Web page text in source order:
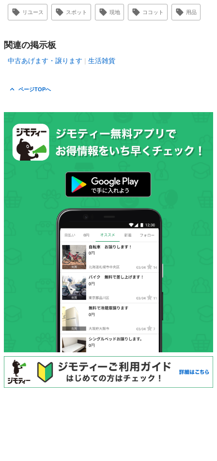
リユース スポット 現地 ココット 用品
関連の掲示板
中古あげます・譲ります 生活雑貨
ページTOPへ